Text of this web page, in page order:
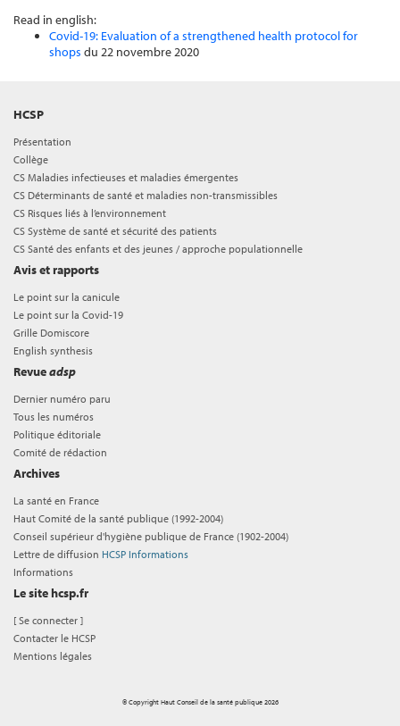
Read in english:
Covid-19: Evaluation of a strengthened health protocol for
shops du 22 novembre 2020
HCSP
Présentation
Collège
CS Maladies infectieuses et maladies émergentes
CS Déterminants de santé et maladies non-transmissibles
CS Risques liés à l’environnement
CS Système de santé et sécurité des patients
CS Santé des enfants et des jeunes / approche populationnelle
Avis et rapports
Le point sur la canicule
Le point sur la Covid-19
Grille Domiscore
English synthesis
Revueadsp
Dernier numéro paru
Tous les numéros
Politique éditoriale
Comité de rédaction
Archives
La santé en France
Haut Comité de la santé publique (1992-2004)
Conseil supérieur d'hygiène publique de France (1902-2004)
Lettre de diffusion HCSP Informations
Informations
Le site hcsp.fr
[Se connecter ]
Contacter le HCSP
Mentions légales
© Copyright Haut Conseil de la santé publique 2026